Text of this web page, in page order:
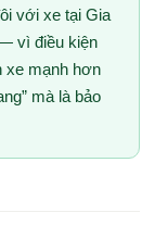
với xe tại Gia
vì điều kiện
xe mạnh hơn
mà là bảo